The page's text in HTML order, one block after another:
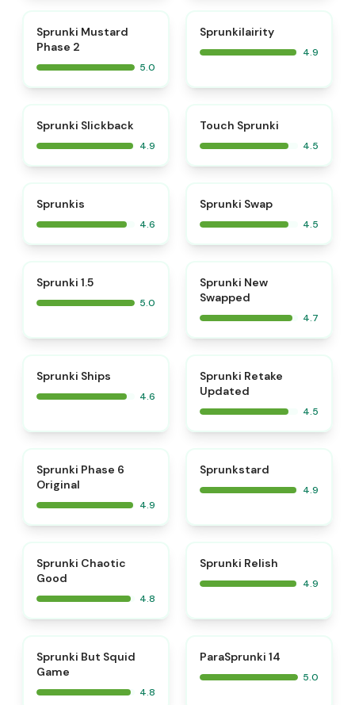
Sprunki Mustard
Phase 2
5.0
Sprunkilairity
4.9
Sprunki Slickback
4.9
Touch Sprunki
4.5
Sprunkis
4.6
Sprunki Swap
4.5
Sprunki 1.5
5.0
Sprunki New
Swapped
4.7
Sprunki Ships
4.6
Sprunki Retake
Updated
4.5
Sprunki Phase 6
Original
4.9
Sprunkstard
4.9
Sprunki Chaotic
Good
4.8
Sprunki Relish
4.9
Sprunki But Squid
Game
4.8
ParaSprunki 14
5.0